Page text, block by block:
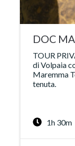
DOC
TOUR
di Volpaia
Maremma
tenuta.
1h 30m